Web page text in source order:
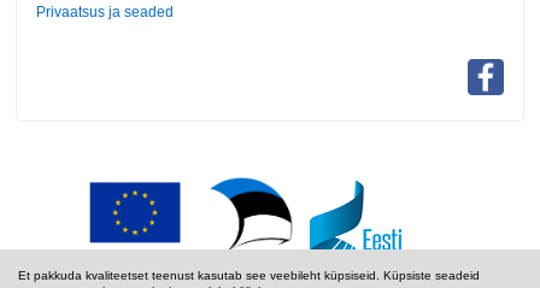
Et pakkuda kvaliteetset teenust kasutab see veebileht küpsiseid. Küpsiste seadeid
Privaatsus ja seaded